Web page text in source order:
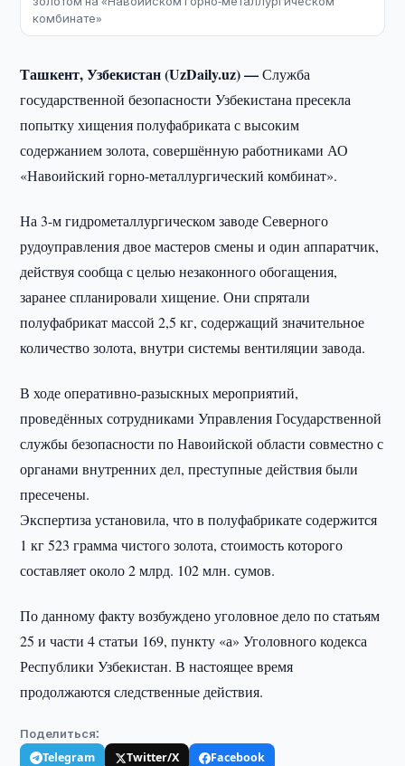
комбинате»
Ташкент, Узбекистан (UzDaily.uz) —Служба
государственной безопасности Узбекистана пресекла
попытку хищения полуфабриката с высоким
содержанием золота, совершённую работниками АО
«Навоийский горно-металлургический комбинат».
На 3-м гидрометаллургическом заводе Северного
рудоуправления двое мастеров смены и один аппаратчик,
действуя сообща с целью незаконного обогащения,
заранее спланировали хищение. Они спрятали
полуфабрикат массой 2,5 кг, содержащий значительное
количество золота, внутри системы вентиляции завода.
В ходе оперативно-разыскных мероприятий,
проведённых сотрудниками Управления Государственной
службы безопасности по Навоийской области совместно с
органами внутренних дел, преступные действия были
пресечены.
Экспертиза установила, что в полуфабрикате содержится
1 кг 523 грамма чистого золота, стоимость которого
составляет около 2 млрд. 102 млн. сумов.
По данному факту возбуждено уголовное дело по статьям
25 и части 4 статьи 169, пункту «а» Уголовного кодекса
Республики Узбекистан. В настоящее время
продолжаются следственные действия.
Поделиться:
Telegram Twitter/X
Facebook